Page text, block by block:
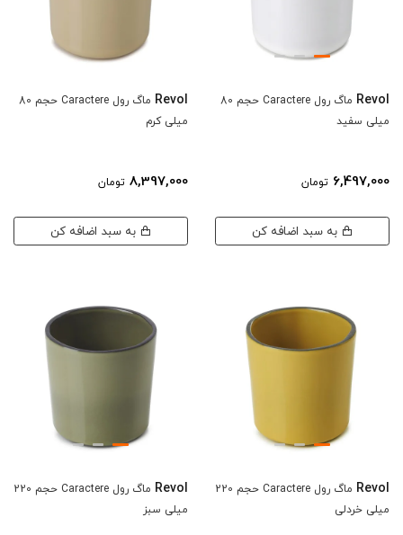
Revol
ماگ رول Caractere حجم 80
میلی سفید
6,497,000 تومان
Revol
ماگ رول Caractere حجم 80
میلی کرم
8,397,000 تومان
Revol
ماگ رول Caractere حجم 220
میلی خردلی
Revol
ماگ رول Caractere حجم 220
میلی سبز